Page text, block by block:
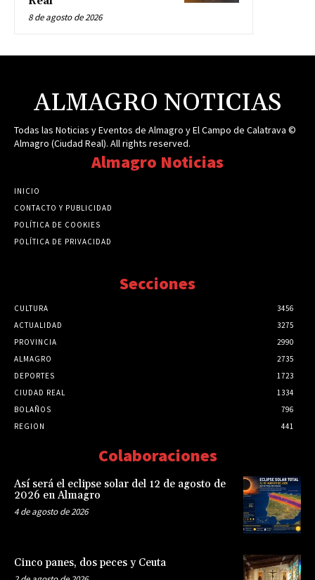
8 de agosto de 2026
ALMAGRO NOTICIAS
Todas las Noticias y Eventos de Almagro y El Campo de Calatrava ©
Almagro (Ciudad Real). All rights reserved.
Almagro Noticias
INICIO
CONTACTO Y PUBLICIDAD
POLÍTICA DE COOKIES
POLÍTICA DE PRIVACIDAD
Secciones
CULTURA
3456
ACTUALIDAD
3275
PROVINCIA
2990
ALMAGRO
2735
DEPORTES
1723
CIUDAD REAL
1334
BOLAÑOS
796
REGION
441
Colaboraciones
Así será el eclipse solar del 12 de agosto de
2026 en Almagro
4 de agosto de 2026
Cinco panes, dos peces y Ceuta